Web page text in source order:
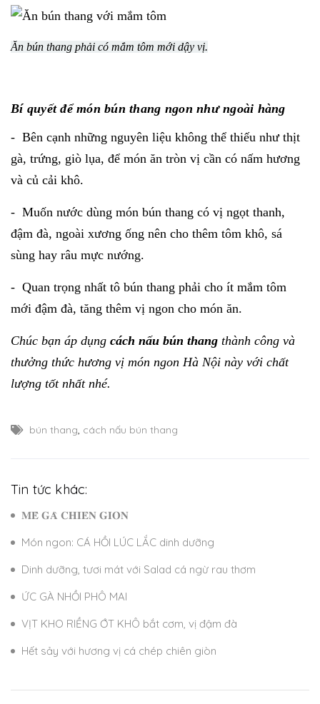
Ăn bún thang phải có mắm tôm mới dậy vị.
Bí quyết để món bún thang ngon như ngoài hàng
- Bên cạnh những nguyên liệu không thể thiếu như thịt
gà, trứng, giò lụa, để món ăn tròn vị cần có nấm hương
và củ cải khô.
- Muốn nước dùng món bún thang có vị ngọt thanh,
đậm đà, ngoài xương ống nên cho thêm tôm khô, sá
sùng hay râu mực nướng.
- Quan trọng nhất tô bún thang phải cho ít mắm tôm
mới đậm đà, tăng thêm vị ngon cho món ăn.
Chúc bạn áp dụng cách nấu bún thang thành công và
thưởng thức hương vị món ngon Hà Nội này với chất
lượng tốt nhất nhé.
bún thang, cách nấu bún thang
Tin tức khác:
𝐌𝐄̂̀ 𝐆𝐀̀ 𝐂𝐇𝐈𝐄̂𝐍 𝐆𝐈𝐎̀𝐍
Món ngon: CÁ HỒI LÚC LẮC dinh dưỡng
Dinh dưỡng, tươi mát với Salad cá ngừ rau thơm
ỨC GÀ NHỒI PHÔ MAI
VỊT KHO RIỀNG ỚT KHÔ bắt cơm, vị đậm đà
Hết sảy với hương vị cá chép chiên giòn